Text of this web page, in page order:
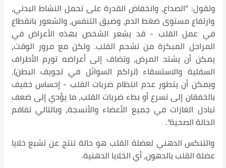
وتقول: "الصداع، وانخفاض القدرة على تحمل النشاط البدني،
وارتفاع مستوى ضغط الدم، وضيق التنفس، والشعور بانقطاع
في عمل القلب - قد يشعر الشخص بهذه الأعراض في
المراحل المبكرة من تشحم القلب. ولكن مع مرور الوقت،
يمكن أن يشتد المرض، وتضاف إلى أعراضه تورم الأطراف
السفلية والاستسقاء (تراكم السوائل في تجويف البطن).
ويمكن أن يتطور عدم انتظام ضربات القلب - إحساس خفيف
بالخفقان إلى تسرع أو بطء ضربات القلب، ما يؤدي إلى ضعف
تبادل الغازات في جميع الأعضاء والأنسجة، وبالتالي تفاقم
الحالة الصحية".
والتنكس الدهني لعضلة القلب هو حالة تنتج عن تشبع خلايا
عضلة القلب بالدهون، أي الخلايا الدهنية.